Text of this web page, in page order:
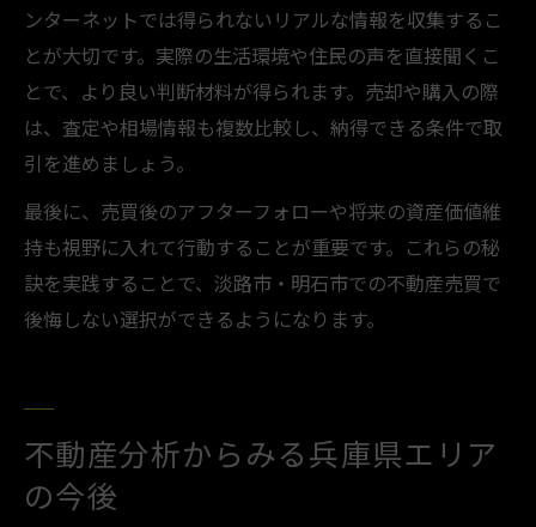
ンターネットでは得られないリアルな情報を収集するこ
とが大切です。実際の生活環境や住民の声を直接聞くこ
とで、より良い判断材料が得られます。売却や購入の際
は、査定や相場情報も複数比較し、納得できる条件で取
引を進めましょう。
最後に、売買後のアフターフォローや将来の資産価値維
持も視野に入れて行動することが重要です。これらの秘
訣を実践することで、淡路市・明石市での不動産売買で
後悔しない選択ができるようになります。
不動産分析からみる兵庫県エリア
の今後